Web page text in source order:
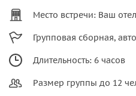
Место встречи: Ваш
Групповая сборная,
Длительность: 6 часов
Размер группы до 12